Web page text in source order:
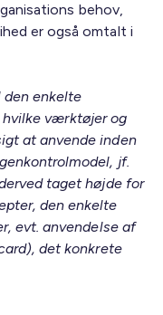
behov,
er også omtalt i
den enkelte
værktøjer og
at anvende inden
jf.
taget højde for
den enkelte
evt. anvendelse af
det konkrete